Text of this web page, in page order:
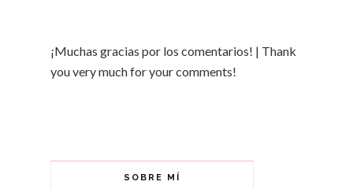
¡Muchas gracias por los comentarios! | Thank
you very much for your comments!
SOBRE MÍ